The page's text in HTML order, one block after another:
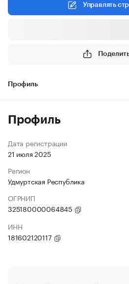
Управлять
Профиль
Профиль
Дата регистрации
21 июля 2025
Регион
Удмуртская Республика
ОГРНИП
325180000064845
ИНН
181602120117